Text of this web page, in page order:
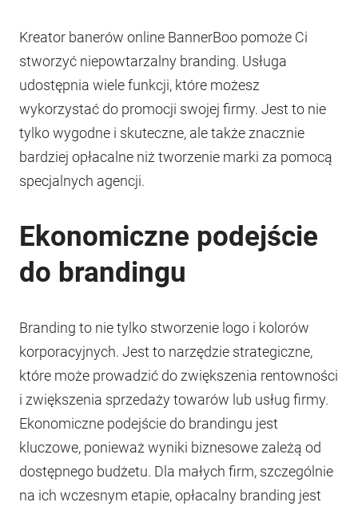
Kreator banerów online BannerBoo pomoże Ci
stworzyć niepowtarzalny branding. Usługa
udostępnia wiele funkcji, które możesz
wykorzystać do promocji swojej firmy. Jest to nie
tylko wygodne i skuteczne, ale także znacznie
bardziej opłacalne niż tworzenie marki za pomocą
specjalnych agencji.
Ekonomiczne podejście
do brandingu
Branding to nie tylko stworzenie logo i kolorów
korporacyjnych. Jest to narzędzie strategiczne,
które może prowadzić do zwiększenia rentowności
i zwiększenia sprzedaży towarów lub usług firmy.
Ekonomiczne podejście do brandingu jest
kluczowe, ponieważ wyniki biznesowe zależą od
dostępnego budżetu. Dla małych firm, szczególnie
na ich wczesnym etapie, opłacalny branding jest